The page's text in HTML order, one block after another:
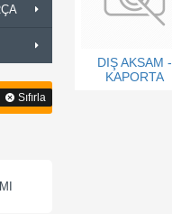
Sıfırla
DIŞ AKSAM -
KAPORTA